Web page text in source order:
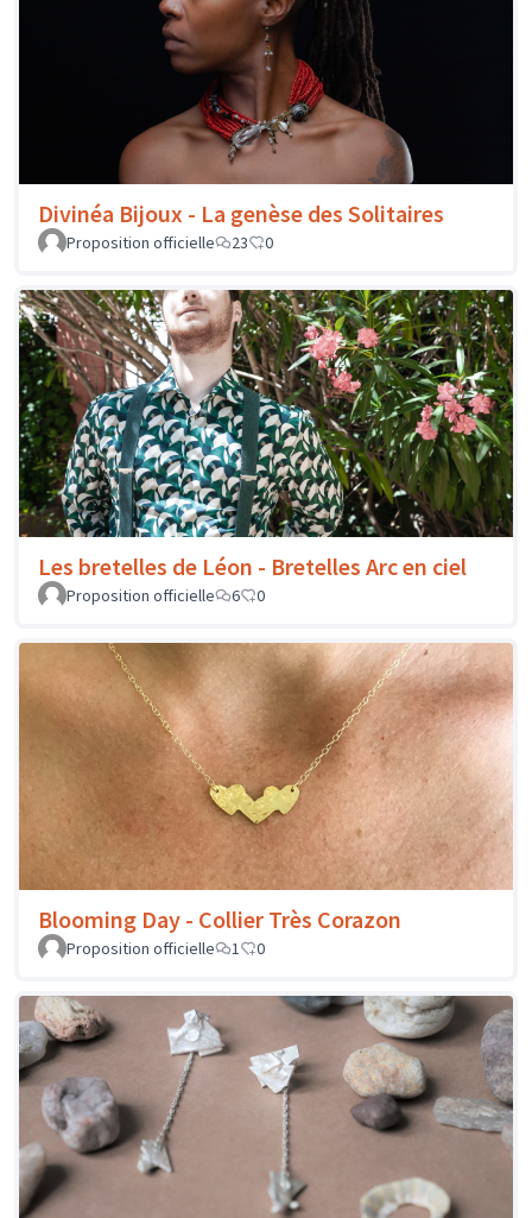
Divinéa Bijoux - La genèse des Solitaires
Proposition officielle 23 0
Les bretelles de Léon - Bretelles Arc en ciel
Proposition officielle 6 0
Blooming Day - Collier Très Corazon
Proposition officielle 1 0